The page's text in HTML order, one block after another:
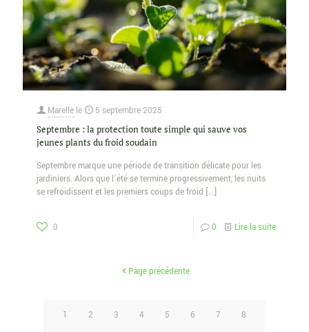
Marelle le 5 septembre 2025
Septembre : la protection toute simple qui sauve vos
jeunes plants du froid soudain
Septembre marque une période de transition délicate pour les
jardiniers. Alors que l’été se termine progressivement, les nuits
se refroidissent et les premiers coups de froid […]
0 0 Lire la suite
Page précédente
1 2 3 4 5 6 7 8